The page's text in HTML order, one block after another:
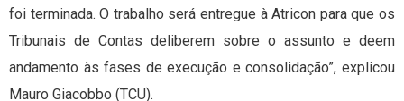
foi terminada. O trabalho será entregue à Atricon para que os
Tribunais de Contas deliberem sobre o assunto e deem
andamento às fases de execução e consolidação”, explicou
Mauro Giacobbo (TCU).